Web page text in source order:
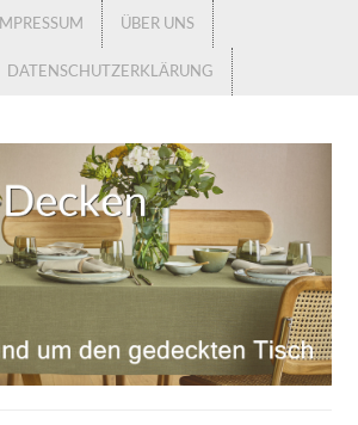
IMPRESSUM ÜBER UNS
DATENSCHUTZERKLÄRUNG